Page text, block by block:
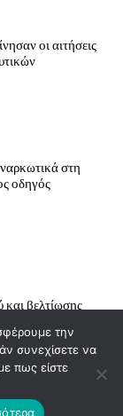
οι αιτήσεις
στη
οδηγός
βελτίωσης
την
συνεχίσετε να
πως είστε